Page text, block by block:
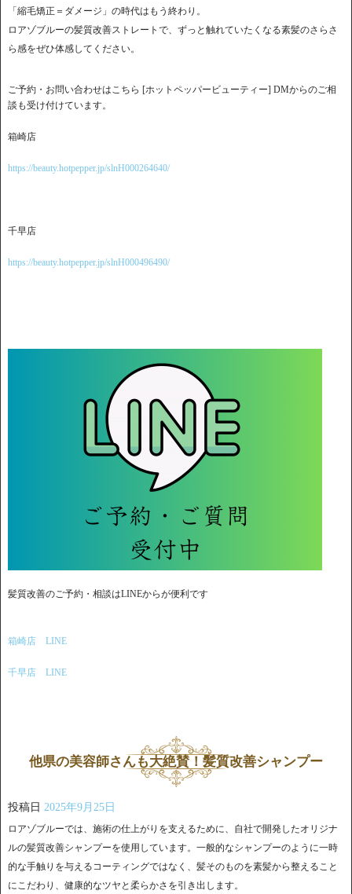
「縮毛矯正＝ダメージ」の時代はもう終わり。
ロアゾブルーの髪質改善ストレートで、ずっと触れていたくなる素髪のさらさ
ら感をぜひ体感してください。
ご予約・お問い合わせはこちら [ホットペッパービューティー] DMからのご相
談も受け付けています。
箱崎店
https://beauty.hotpepper.jp/slnH000264640/
千早店
https://beauty.hotpepper.jp/slnH000496490/
髪質改善のご予約・相談はLINEからが便利です
箱崎店 LINE
千早店 LINE
他県の美容師さんも大絶賛！髪質改善シャンプー
投稿日 2025年9月25日
ロアゾブルーでは、施術の仕上がりを支えるために、自社で開発したオリジナ
ルの髪質改善シャンプーを使用しています。一般的なシャンプーのように一時
的な手触りを与えるコーティングではなく、髪そのものを素髪から整えること
にこだわり、健康的なツヤと柔らかさを引き出します。